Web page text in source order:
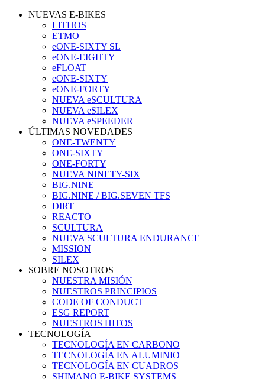
NUEVAS E-BIKES
LITHOS
ETMO
eONE-SIXTY SL
eONE-EIGHTY
eFLOAT
eONE-SIXTY
eONE-FORTY
NUEVA eSCULTURA
NUEVA eSILEX
NUEVA eSPEEDER
ÚLTIMAS NOVEDADES
ONE-TWENTY
ONE-SIXTY
ONE-FORTY
NUEVA NINETY-SIX
BIG.NINE
BIG.NINE / BIG.SEVEN TFS
DIRT
REACTO
SCULTURA
NUEVA SCULTURA ENDURANCE
MISSION
SILEX
SOBRE NOSOTROS
NUESTRA MISIÓN
NUESTROS PRINCIPIOS
CODE OF CONDUCT
ESG REPORT
NUESTROS HITOS
TECNOLOGÍA
TECNOLOGÍA EN CARBONO
TECNOLOGÍA EN ALUMINIO
TECNOLOGÍA EN CUADROS
SHIMANO E-BIKE SYSTEMS